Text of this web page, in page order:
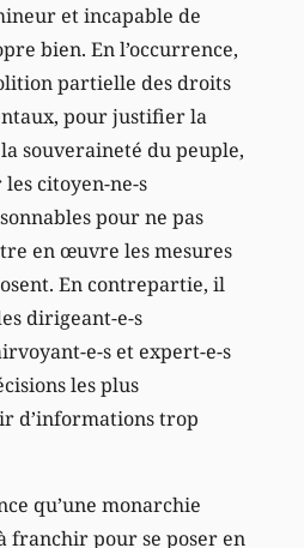
et incapable de
bien. En l’occurrence,
partielle des droits
pour justifier la
souveraineté du peuple,
citoyen-ne-s
pour ne pas
en œuvre les mesures
En contrepartie, il
dirigeant-e-s
e-s et expert-e-s
les plus
d’informations trop
qu’une monarchie
franchir pour se poser en